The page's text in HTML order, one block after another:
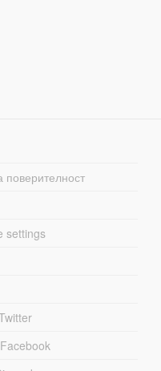
поверителност
settings